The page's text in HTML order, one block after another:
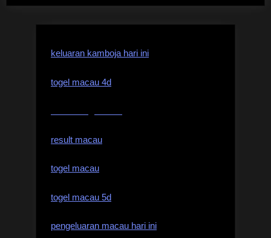
keluaran kamboja hari ini
togel macau 4d
result macau
togel macau
togel macau 5d
pengeluaran macau hari ini